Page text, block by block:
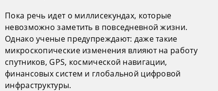
Пока речь идет о миллисекундах, которые
невозможно заметить в повседневной жизни.
Однако ученые предупреждают: даже такие
микроскопические изменения влияют на работу
спутников, GPS, космической навигации,
финансовых систем и глобальной цифровой
инфраструктуры.